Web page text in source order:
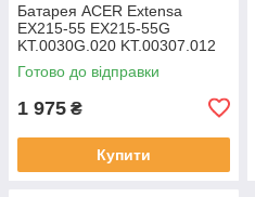
Батарея ACER Extensa
EX215-55 EX215-55G
KT.0030G.020 KT.00307.012
11.25V 4471mAh ОРИГІНАЛ
Готово до відправки
1 975 ₴
Купити